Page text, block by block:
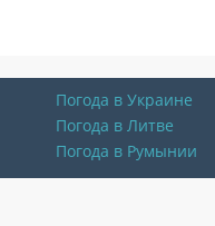
Погода в Украине
Погода в Литве
Погода в Румынии